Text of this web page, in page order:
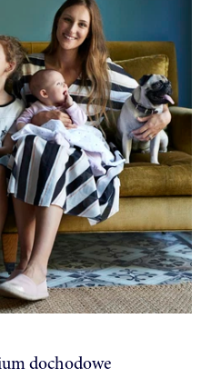
dochodowe